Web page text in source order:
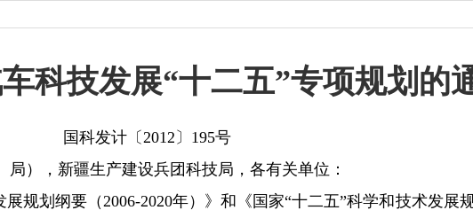
科技发展“十二五”专项规划的
国科发计〔2012〕195号
），新疆生产建设兵团科技局，各有关单位：
划纲要（2006-2020年）》和《国家“十二五”科学和技术发展